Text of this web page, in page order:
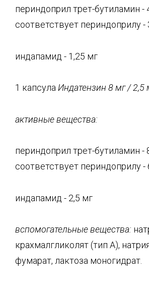
периндоприл трет-бутиламин -
соответствует периндоприлу -
индапамид - 1,25 мг
1 капсула Индатензин 8 мг / 2,5
активные вещества:
периндоприл трет-бутиламин -
соответствует периндоприлу -
индапамид - 2,5 мг
вспомогательные вещества:
крахмалгликолят (тип А),
фумарат, лактоза моногидрат.